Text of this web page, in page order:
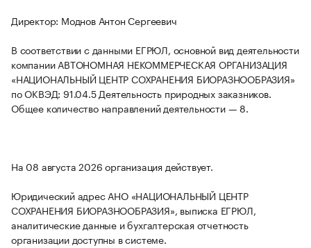
Директор: Моднов Антон Сергеевич
В соответствии с данными ЕГРЮЛ, основной вид деятельности
компании АВТОНОМНАЯ НЕКОММЕРЧЕСКАЯ ОРГАНИЗАЦИЯ
«НАЦИОНАЛЬНЫЙ ЦЕНТР СОХРАНЕНИЯ БИОРАЗНООБРАЗИЯ»
по ОКВЭД: 91.04.5 Деятельность природных заказников.
Общее количество направлений деятельности — 8.
На 08 августа 2026 организация действует.
Юридический адрес АНО «НАЦИОНАЛЬНЫЙ ЦЕНТР
СОХРАНЕНИЯ БИОРАЗНООБРАЗИЯ», выписка ЕГРЮЛ,
аналитические данные и бухгалтерская отчетность
организации доступны в системе.